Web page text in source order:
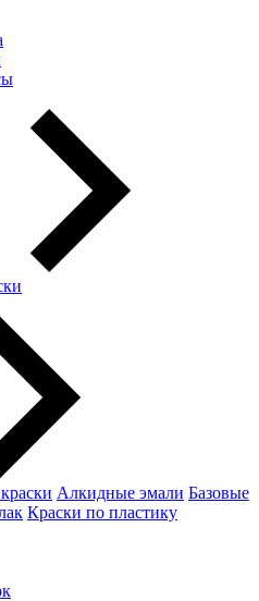
Алкидные эмали Базовые
Краски по пластику